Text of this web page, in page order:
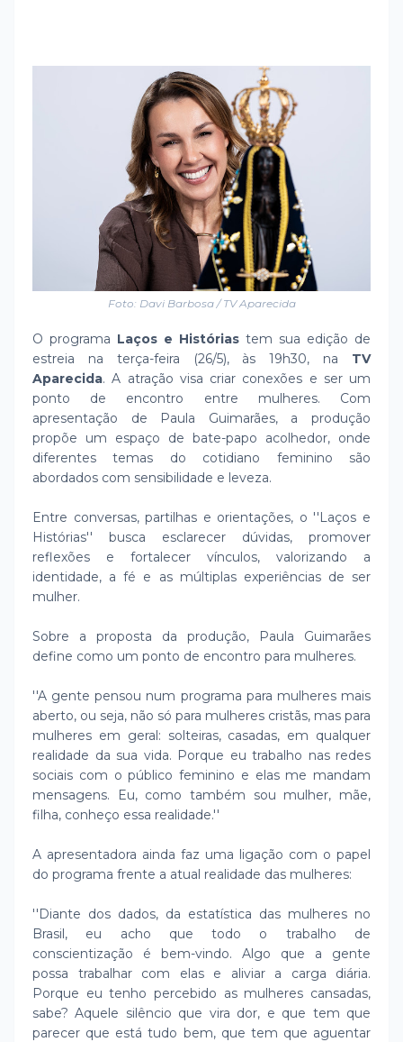
Foto: Davi Barbosa / TV Aparecida
O programa Laços e Histórias tem sua edição de
estreia na terça-feira (26/5), às 19h30, na TV
Aparecida. A atração visa criar conexões e ser um
ponto de encontro entre mulheres. Com
apresentação de Paula Guimarães, a produção
propõe um espaço de bate-papo acolhedor, onde
diferentes temas do cotidiano feminino são
abordados com sensibilidade e leveza.
Entre conversas, partilhas e orientações, o ''Laços e
Histórias'' busca esclarecer dúvidas, promover
reflexões e fortalecer vínculos, valorizando a
identidade, a fé e as múltiplas experiências de ser
mulher.
Sobre a proposta da produção, Paula Guimarães
define como um ponto de encontro para mulheres.
''A gente pensou num programa para mulheres mais
aberto, ou seja, não só para mulheres cristãs, mas para
mulheres em geral: solteiras, casadas, em qualquer
realidade da sua vida. Porque eu trabalho nas redes
sociais com o público feminino e elas me mandam
mensagens. Eu, como também sou mulher, mãe,
filha, conheço essa realidade.''
A apresentadora ainda faz uma ligação com o papel
do programa frente a atual realidade das mulheres:
''Diante dos dados, da estatística das mulheres no
Brasil, eu acho que todo o trabalho de
conscientização é bem-vindo. Algo que a gente
possa trabalhar com elas e aliviar a carga diária.
Porque eu tenho percebido as mulheres cansadas,
sabe? Aquele silêncio que vira dor, e que tem que
parecer que está tudo bem, que tem que aguentar